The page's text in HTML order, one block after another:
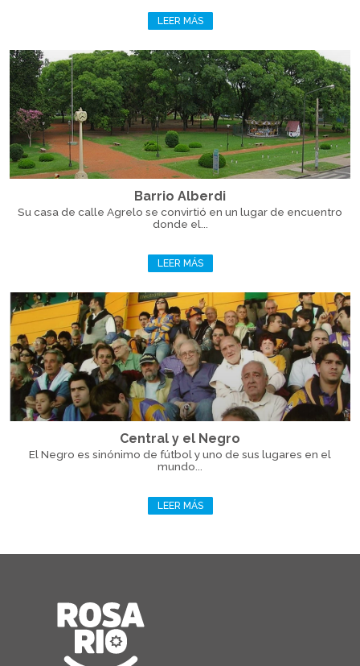
LEER MÁS
Barrio Alberdi
Su casa de calle Agrelo se convirtió en un lugar de encuentro
donde el...
LEER MÁS
Central y el Negro
El Negro es sinónimo de fútbol y uno de sus lugares en el
mundo...
LEER MÁS